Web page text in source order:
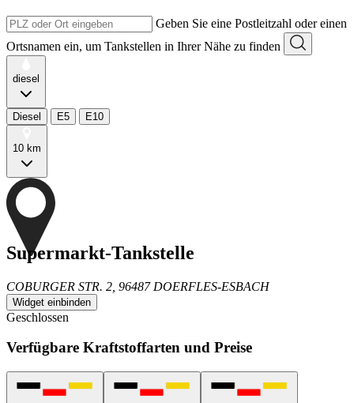
Geben Sie eine Postleitzahl oder einen
Ortsnamen ein, um Tankstellen in Ihrer Nähe zu finden
diesel
Diesel E5 E10
10 km
Supermarkt-Tankstelle
COBURGER STR. 2, 96487 DOERFLES-ESBACH
Widget einbinden
Geschlossen
Verfügbare Kraftstoffarten und Preise